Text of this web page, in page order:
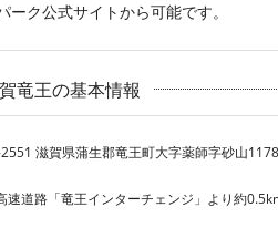
ク公式サイトから可能です。
竜王の基本情報
滋賀県蒲生郡竜王町大字薬師字砂山
速道路「竜王インターチェンジ」より約